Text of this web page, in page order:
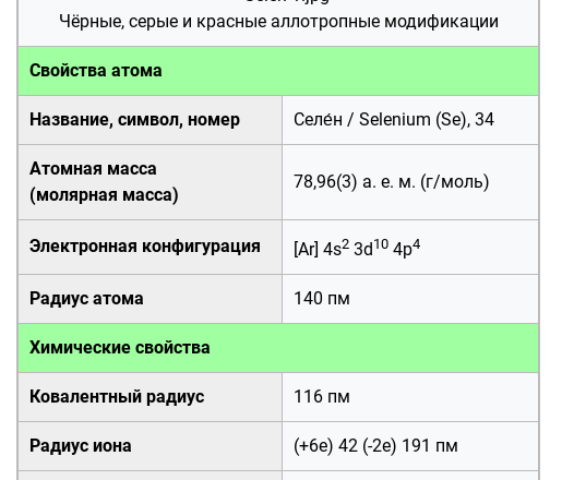
Чёрные, серые и красные аллотропные модификации
Свойства атома
Название, символ, номер Селе́н / Selenium (Se), 34
Атомная масса
(молярная масса)
78,96(3) а. е. м. (г/моль)
Электронная конфигурация [Ar] 4s2 3d 10 4p4
Радиус атома 140 пм
Химические свойства
Ковалентный радиус 116 пм
Радиус иона (+6e) 42 (-2e) 191 пм